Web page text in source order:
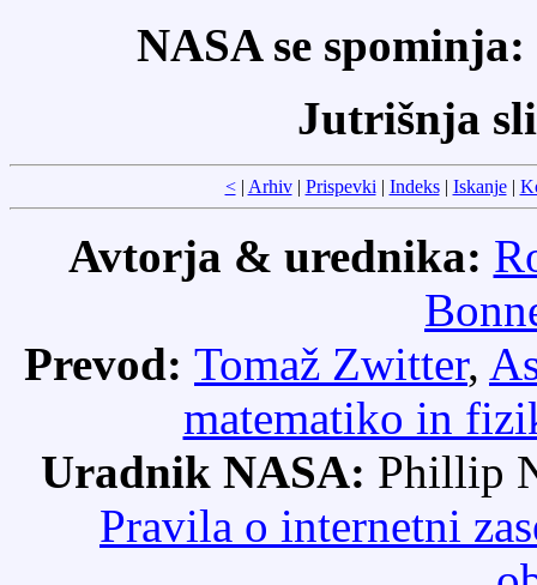
NASA se spominja:
Jutrišnja
<| Arhiv| Prispevki| Indeks| Iskanje|
Avtorja & urednika:
Prevod: Tomaž Zwitter,
matematiko in
Uradnik NASA: Phillip
Pravila o internetni